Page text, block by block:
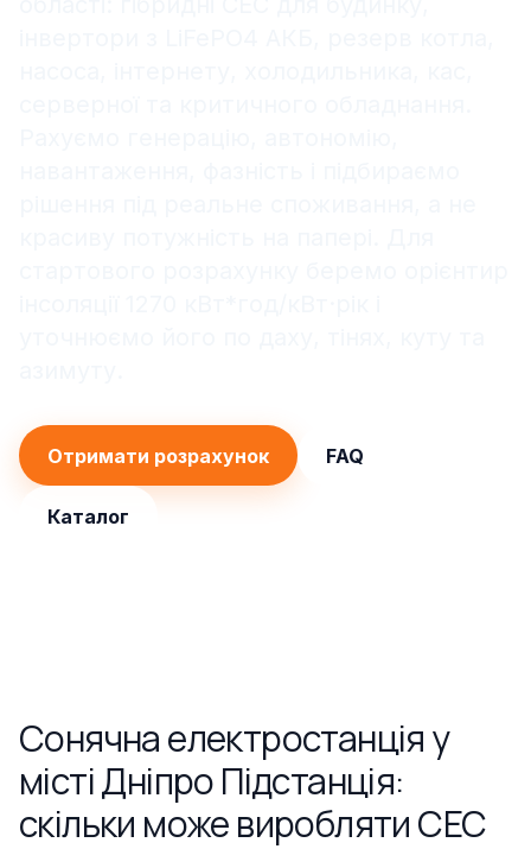
Отримати розрахунок FAQ
Каталог
Сонячна електростанція у
місті Дніпро Підстанція:
скільки може виробляти СЕС